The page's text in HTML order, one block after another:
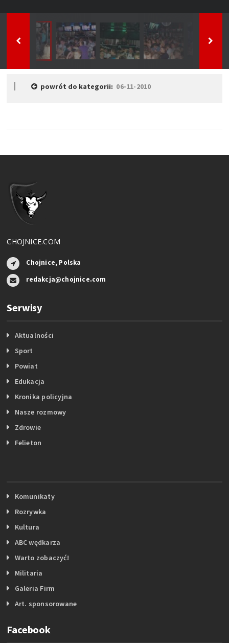
powrót do kategorii: 06-11-2010
CHOJNICE.COM
Chojnice, Polska
redakcja@chojnice.com
Serwisy
Aktualności
Sport
Powiat
Edukacja
Kronika policyjna
Nasze rozmowy
Zdrowie
Felieton
Komunikaty
Rozrywka
Kultura
ABC wędkarza
Warto zobaczyć!
Militaria
Galeria Firm
Art. sponsorowane
Facebook